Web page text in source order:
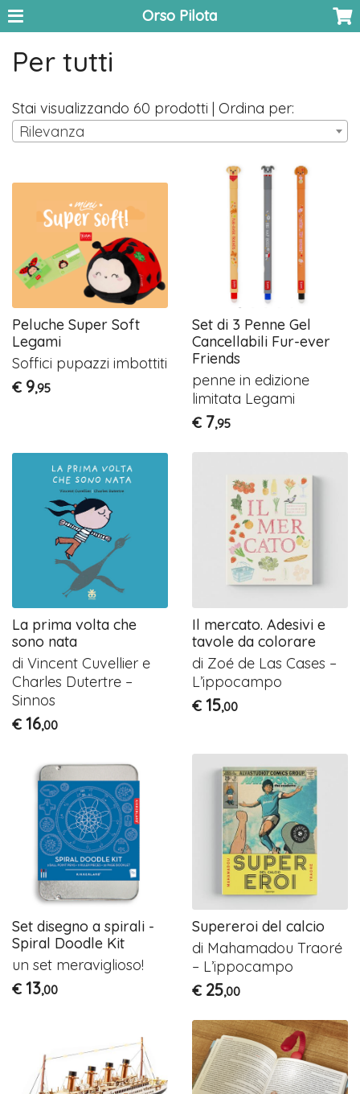
Orso Pilota
Per tutti
Stai visualizzando 60 prodotti | Ordina per:
Rilevanza
Peluche Super Soft
Legami
Soffici pupazzi imbottiti
€ 9,95
Set di 3 Penne Gel
Cancellabili Fur-ever
Friends
penne in edizione
limitata Legami
€ 7,95
La prima volta che
sono nata
di Vincent Cuvellier e
Charles Dutertre –
Sinnos
€ 16,00
Il mercato. Adesivi e
tavole da colorare
di Zoé de Las Cases –
L’ippocampo
€ 15,00
Set disegno a spirali -
Spiral Doodle Kit
un set meraviglioso!
€ 13,00
Supereroi del calcio
di Mahamadou Traoré
– L’ippocampo
€ 25,00